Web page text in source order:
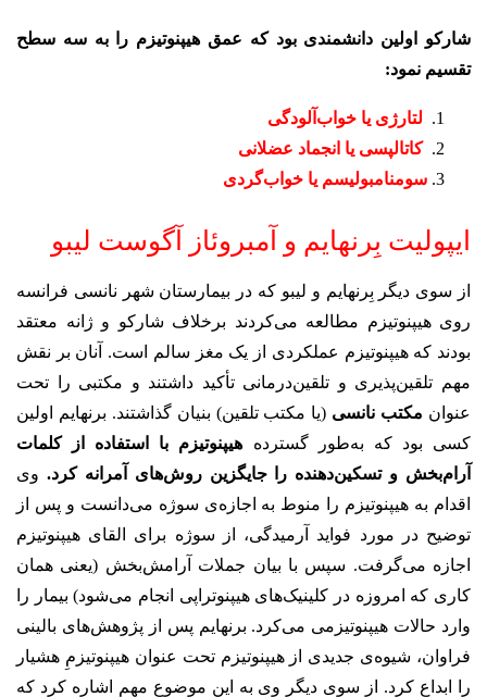
شارکو اولین دانشمندی بود که عمق هیپنوتیزم را به سه سطح
تقسیم نمود:
لتارژی یا خواب‌آلودگی
کاتالپسی یا انجماد عضلانی
سومنامبولیسم یا خواب‌گردی
ایپولیت بِرنهایم و آمبروئاز آگوست لیبو
از سوی دیگر بِرنهایم و لیبو که در بیمارستان شهر نانسی فرانسه
روی هیپنوتیزم مطالعه می‌کردند برخلاف شارکو و ژانه معتقد
بودند که هیپنوتیزم عملکردی از یک مغز سالم است. آنان بر نقش
مهم تلقین‌پذیری و تلقین‌درمانی تأکید داشتند و مکتبی را تحت
عنوان مکتب نانسی (یا مکتب تلقین) بنیان گذاشتند. برنهایم اولین
کسی بود که به‌طور گسترده هیپنوتیزم با استفاده از کلمات
آرام‌بخش و تسکین‌دهنده را جایگزین روش‌های آمرانه کرد. وی
اقدام به هیپنوتیزم را منوط به اجازه‌ی سوژه می‌دانست و پس از
توضیح در مورد فواید آرمیدگی، از سوژه برای القای هیپنوتیزم
اجازه می‌گرفت. سپس با بیان جملات آرامش‌بخش (یعنی همان
کاری که امروزه در کلینیک‌های هیپنوتراپی انجام می‌شود) بیمار را
وارد حالات هیپنوتیزمی می‌کرد. برنهایم پس از پژوهش‌های بالینی
فراوان، شیوه‌ی جدیدی از هیپنوتیزم تحت عنوان هیپنوتیزمِ هشیار
را ابداع کرد. از سوی دیگر وی به این موضوع مهم اشاره کرد که